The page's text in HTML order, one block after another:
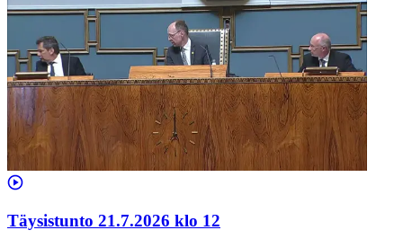
Täysistunto 21.7.2026 klo 12